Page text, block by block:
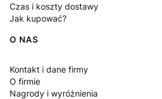
Czas i koszty dostawy
Jak kupować?
O NAS
Kontakt i dane firmy
O firmie
Nagrody i wyróżnienia